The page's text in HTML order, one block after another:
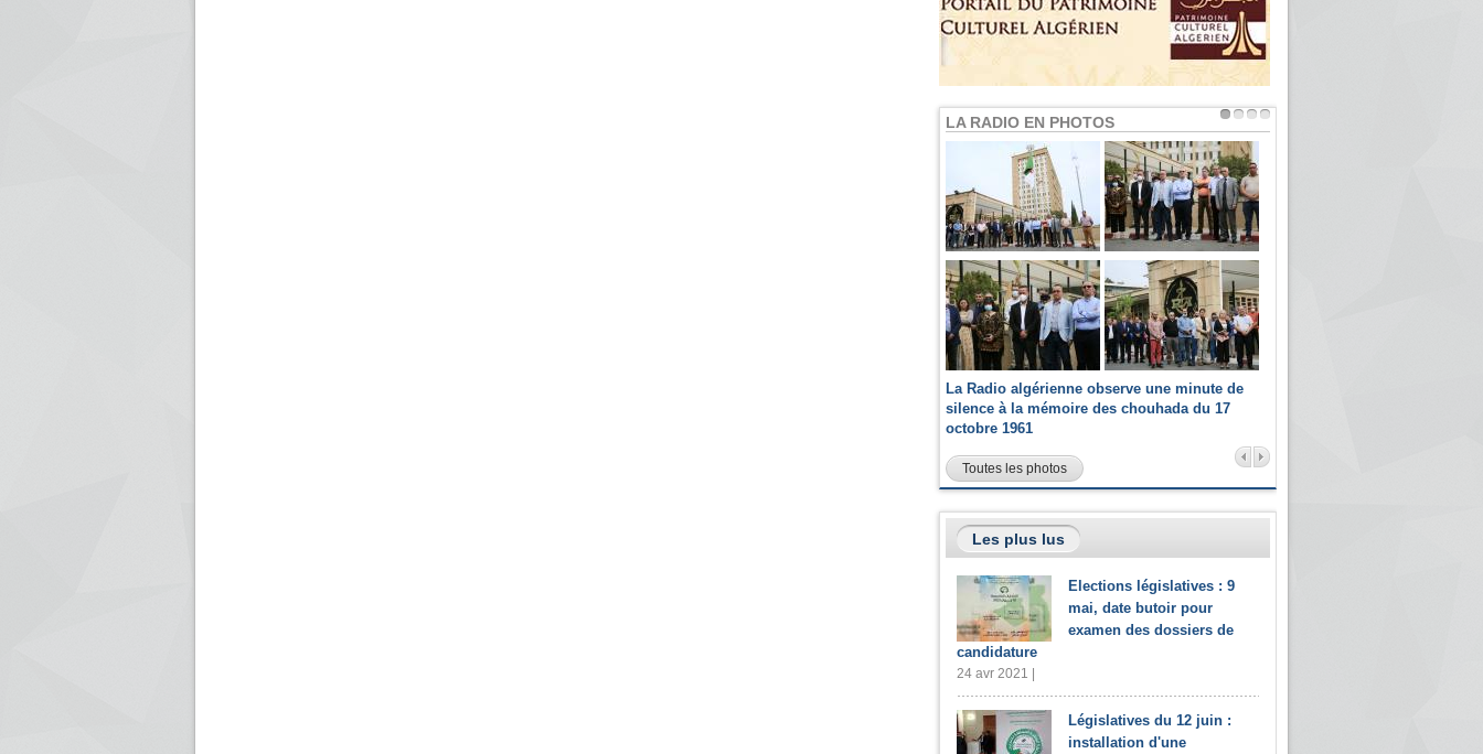
LA RADIO EN PHOTOS
La Radio algérienne observe une minute de
silence à la mémoire des chouhada du 17
octobre 1961
Toutes les photos
Les plus lus
Elections législatives : 9
mai, date butoir pour
examen des dossiers de
candidature
24 avr 2021 |
Législatives du 12 juin :
installation d'une